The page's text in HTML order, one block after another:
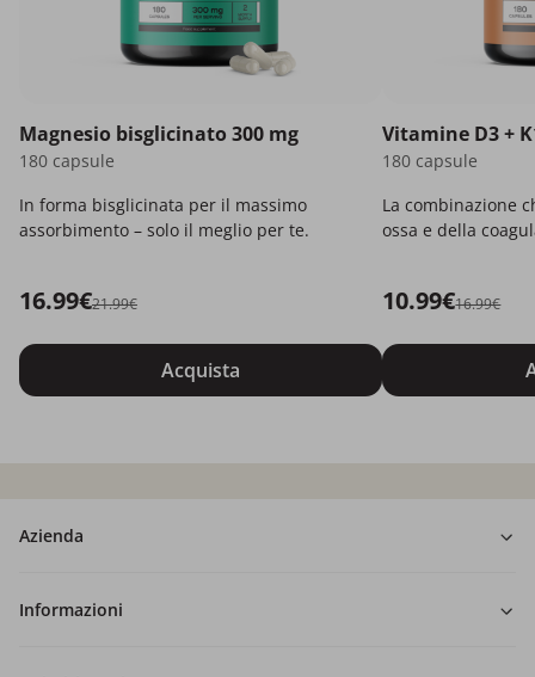
Magnesio bisglicinato 300 mg
180 capsule
In forma bisglicinata per il massimo
assorbimento – solo il meglio per te.
16.99€21.99€
Acquista
Vitamine D3 +
180 capsule
La combinazione
ossa e della
10.99€16.99€
Azienda
Informazioni